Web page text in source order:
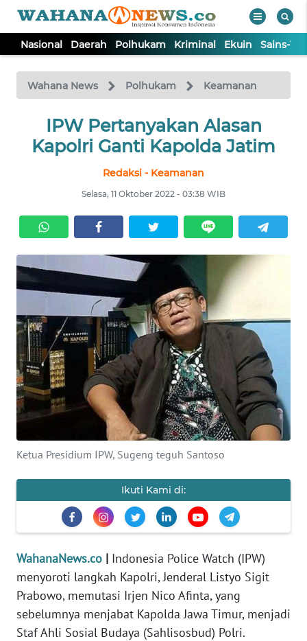
Nasional Daerah Polhukam Kriminal Ekuin Sains-
Wahana News Polhukam Keamanan
IPW Pertanyakan Alasan
Kapolri Ganti Kapolda Jatim
Redaksi - Keamanan
Selasa, 11 Oktober 2022 - 03:38 WIB
Ketua Presidium IPW, Sugeng teguh Santoso
Ikuti Kami di:
WahanaNews.co | Indonesia Police Watch (IPW)
menyoroti langkah Kapolri, Jenderal Listyo Sigit
Prabowo, memutasi Irjen Nico Afinta, yang
sebelumnya menjabat Kapolda Jawa Timur, menjadi
Staf Ahli Sosial Budaya (Sahlisosbud) Polri.
TV
Tutup
NASIONAL
KRIMINAL
EKUIN
SAINS-TEKNO
KESEHATAN
INTERNASIONAL
OLAHRAGA
EDITORIAL
Informasi